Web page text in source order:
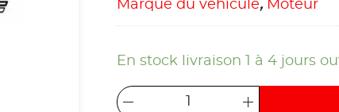
Marque du véhicule, Moteur
En stock livraison 1 à 4 jours